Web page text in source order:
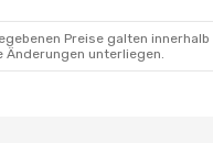
Preise galten
Änderungen unterliegen.